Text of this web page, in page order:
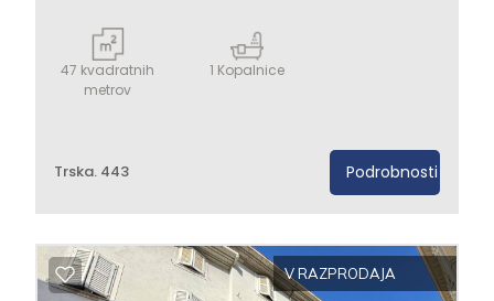
47 kvadratnih
metrov
1 Kopalnice
Trska. 443 Podrobnosti
V RAZPRODAJA